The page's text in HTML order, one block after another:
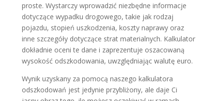
proste. Wystarczy wprowadzić niezbędne informacje
dotyczące wypadku drogowego, takie jak rodzaj
pojazdu, stopień uszkodzenia, koszty naprawy oraz
inne szczegóły dotyczące strat materialnych. Kalkulator
dokładnie oceni te dane i zaprezentuje oszacowaną
wysokość odszkodowania, uwzględniając walutę euro.
Wynik uzyskany za pomocą naszego kalkulatora
odszkodowań jest jedynie przybliżony, ale daje Ci